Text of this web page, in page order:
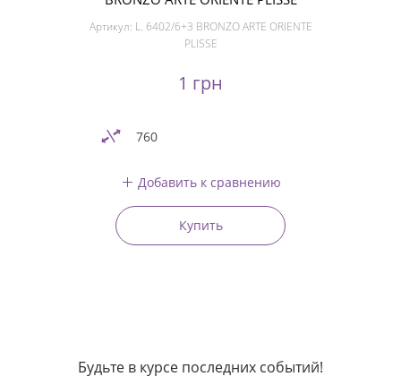
Артикул: L. 6402/6+3 BRONZO ARTE ORIENTE
PLISSE
1 грн
760
Добавить к сравнению
Купить
Будьте в курсе последних событий!